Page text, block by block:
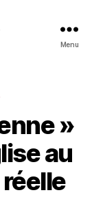
Menu
»
au